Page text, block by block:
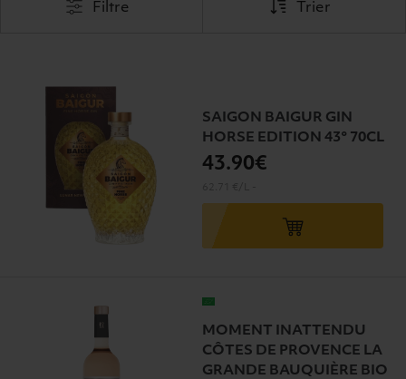
Filtre Trier
SAIGON BAIGUR GIN
HORSE EDITION 43° 70CL
43.90€
MOMENT INATTENDU
CÔTES DE PROVENCE LA
GRANDE BAUQUIÈRE BIO